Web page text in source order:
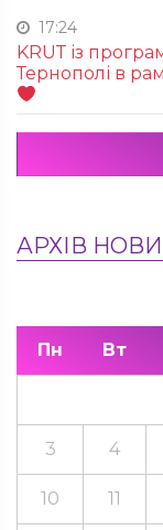
17:24
KRUТ із
Тернополі в
АРХІВ
Пн Вт
3 4
10 11